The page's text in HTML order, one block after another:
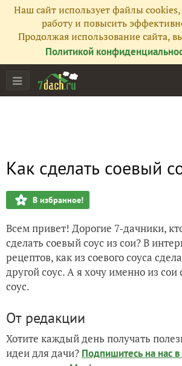
Наш сайт использует файлы
работу и повысить
Продолжая использование сайта,
Политикой
Как сделать соевый
В избранное!
Всем привет! Дорогие 7-дачники,
сделать соевый соус из сои? В
рецептов, как из соевого соуса
другой соус. А я хочу именно из сои
соус.
От редакции
Хотите каждый день получать
идеи для дачи? Подпишитесь на нас